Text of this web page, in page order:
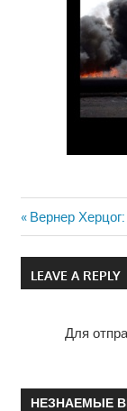
по
Previous
Post:
Вернер
LEAVE A REPLY
Для
НЕЗНАЕМЫЕ